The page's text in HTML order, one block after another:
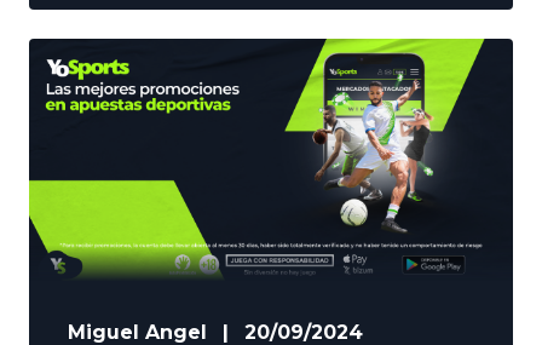
Rodri en lugar de a Vinicius Jr. ha
abierto la caja de los truenos, y la
‘Guerra Fría’ del Real Madrid con la
UEFA
Miguel Angel |
20/09/2024